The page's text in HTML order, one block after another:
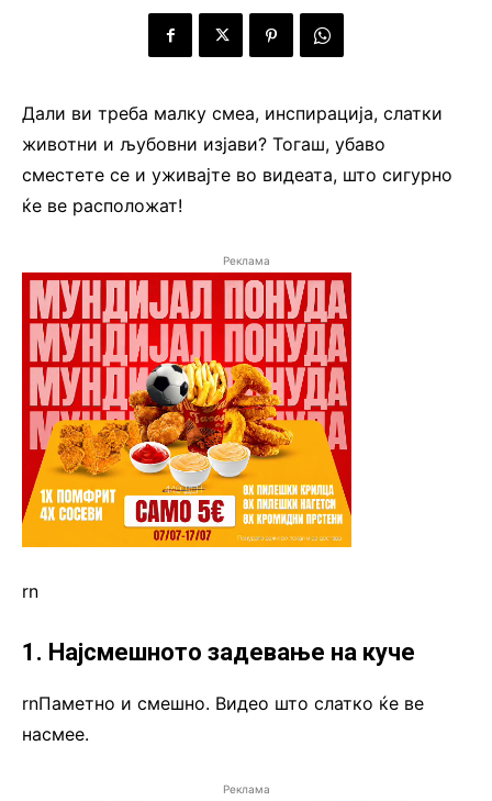
Дали ви треба малку смеа, инспирација, слатки
животни и љубовни изјави? Тогаш, убаво
сместете се и уживајте во видеата, што сигурно
ќе ве расположат!
Реклама
rn
1. Најсмешното задевање на куче
rnПаметно и смешно. Видео што слатко ќе ве
насмее.
Реклама